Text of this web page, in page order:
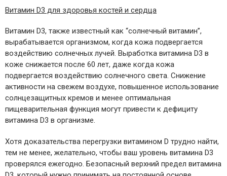
Витамин D3 для здоровья костей и сердца
Витамин D3, также известный как “солнечный витамин”,
вырабатывается организмом, когда кожа подвергается
воздействию солнечных лучей. Выработка витамина D3 в
коже снижается после 60 лет, даже когда кожа
подвергается воздействию солнечного света. Снижение
активности на свежем воздухе, повышенное использование
солнцезащитных кремов и менее оптимальная
пищеварительная функция могут привести к дефициту
витамина D3 в организме.
Хотя доказательства перегрузки витамином D трудно найти,
тем не менее, желательно, чтобы ваш уровень витамина D3
проверялся ежегодно. Безопасный верхний предел витамина